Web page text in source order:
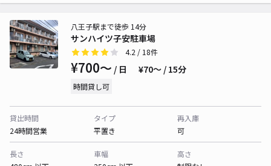
サンハイツ子安駐車場
八王子駅まで徒歩 14分
4.2 / 18件
¥700〜 / 日 ¥70〜 / 15分
時間貸し可
貸出時間
24時間営業
タイプ
平置き
再入庫
可
長さ
車幅
高さ